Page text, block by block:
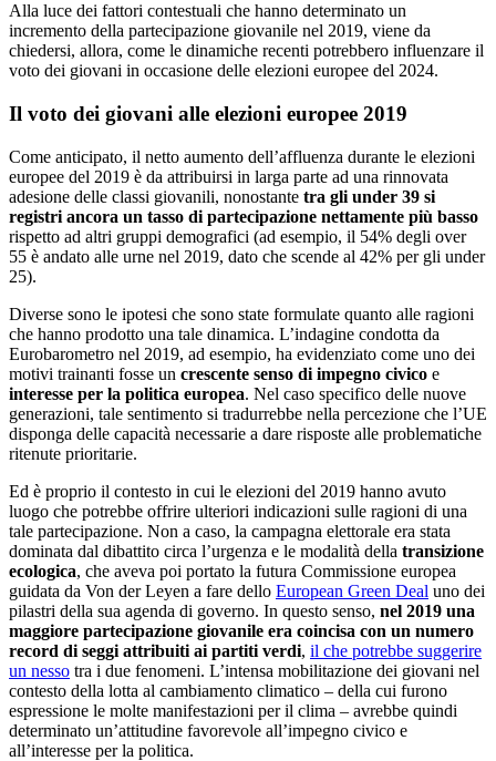
Alla luce dei fattori contestuali che hanno determinato un
incremento della partecipazione giovanile nel 2019, viene da
chiedersi, allora, come le dinamiche recenti potrebbero influenzare il
voto dei giovani in occasione delle elezioni europee del 2024.
Il voto dei giovani alle elezioni europee 2019
Come anticipato, il netto aumento dell’affluenza durante le elezioni
europee del 2019 è da attribuirsi in larga parte ad una rinnovata
adesione delle classi giovanili, nonostante tra gli under 39 si
registri ancora un tasso di partecipazione nettamente più basso
rispetto ad altri gruppi demografici (ad esempio, il 54% degli over
55 è andato alle urne nel 2019, dato che scende al 42% per gli under
25).
Diverse sono le ipotesi che sono state formulate quanto alle ragioni
che hanno prodotto una tale dinamica. L’indagine condotta da
Eurobarometro nel 2019, ad esempio, ha evidenziato come uno dei
motivi trainanti fosse un crescente senso di impegno civico e
interesse per la politica europea. Nel caso specifico delle nuove
generazioni, tale sentimento si tradurrebbe nella percezione che l’UE
disponga delle capacità necessarie a dare risposte alle problematiche
ritenute prioritarie.
Ed è proprio il contesto in cui le elezioni del 2019 hanno avuto
luogo che potrebbe offrire ulteriori indicazioni sulle ragioni di una
tale partecipazione. Non a caso, la campagna elettorale era stata
dominata dal dibattito circa l’urgenza e le modalità della transizione
ecologica, che aveva poi portato la futura Commissione europea
guidata da Von der Leyen a fare dello European Green Deal uno dei
pilastri della sua agenda di governo. In questo senso, nel 2019 una
maggiore partecipazione giovanile era coincisa con un numero
record di seggi attribuiti ai partiti verdi, il che potrebbe suggerire
un nesso tra i due fenomeni. L’intensa mobilitazione dei giovani nel
contesto della lotta al cambiamento climatico – della cui furono
espressione le molte manifestazioni per il clima – avrebbe quindi
determinato un’attitudine favorevole all’impegno civico e
all’interesse per la politica.